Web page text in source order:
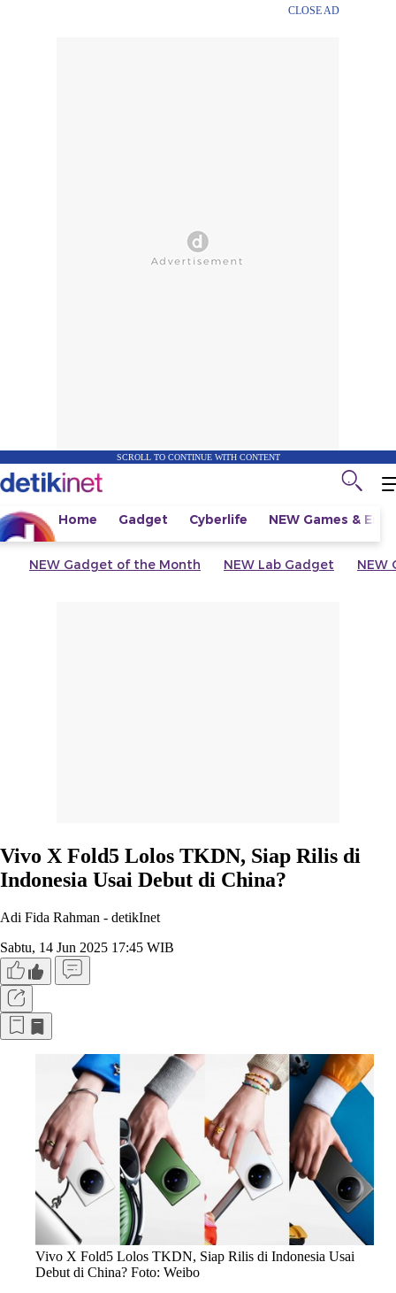
CLOSE AD
SCROLL TO CONTINUE WITH CONTENT
Home Gadget Cyberlife NEW Games &
NEW Gadget of the Month NEW Lab Gadget NEW
Vivo X Fold5 Lolos TKDN, Siap Rilis di
Indonesia Usai Debut di China?
Adi Fida Rahman - detikInet
Sabtu, 14 Jun 2025 17:45 WIB
Vivo X Fold5 Lolos TKDN, Siap Rilis di Indonesia Usai
Debut di China? Foto: Weibo